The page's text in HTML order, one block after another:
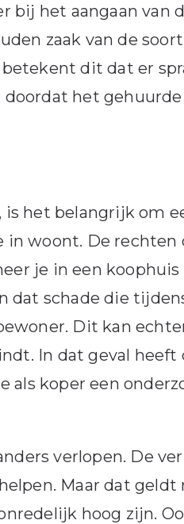
bij het aangaan van
zaak van de soort
dit dat er
het
is het belangrijk om
woont. De rechten
je in een
dat schade die
Dit kan
In dat geval heeft
als koper een
verlopen. De
Maar dat geldt
hoog zijn.